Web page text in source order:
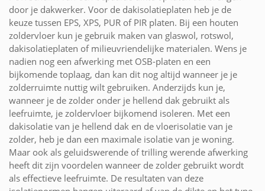
door je dakwerker. Voor de dakisolatieplaten heb je de
keuze tussen EPS, XPS, PUR of PIR platen. Bij een houten
zoldervloer kun je gebruik maken van glaswol, rotswol,
dakisolatieplaten of milieuvriendelijke materialen. Wens je
nadien nog een afwerking met OSB-platen en een
bijkomende toplaag, dan kan dit nog altijd wanneer je je
zolderruimte nuttig wilt gebruiken. Anderzijds kun je,
wanneer je de zolder onder je hellend dak gebruikt als
leefruimte, je zoldervloer bijkomend isoleren. Met een
dakisolatie van je hellend dak en de vloerisolatie van je
zolder, heb je dan een maximale isolatie van je woning.
Maar ook als geluidswerende of trilling werende afwerking
heeft dit zijn voordelen wanneer de zolder gebruikt wordt
als effectieve leefruimte. De resultaten van deze